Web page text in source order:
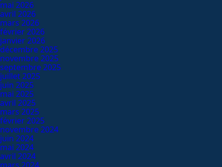
mai 2026
avril 2026
mars 2026
février 2026
janvier 2026
décembre 2025
novembre 2025
septembre 2025
juillet 2025
juin 2025
mai 2025
avril 2025
mars 2025
février 2025
novembre 2024
juin 2024
mai 2024
avril 2024